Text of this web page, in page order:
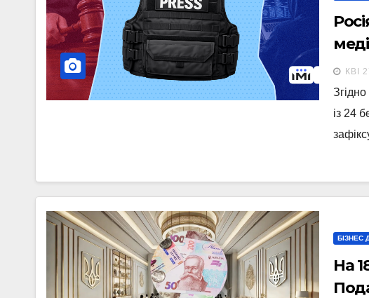
КВІ
із 24
БІЗНЕС
На